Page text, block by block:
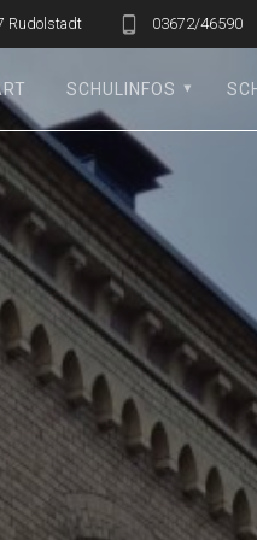
Rudolstadt 03672/46590
SCHULINFOS